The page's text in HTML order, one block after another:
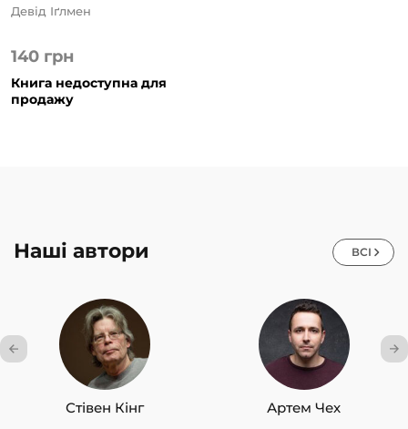
140 грн
Девід Іґлмен
Книга недоступна для
продажу
Наші автори ВСІ
Стівен Кінг Артем Чех